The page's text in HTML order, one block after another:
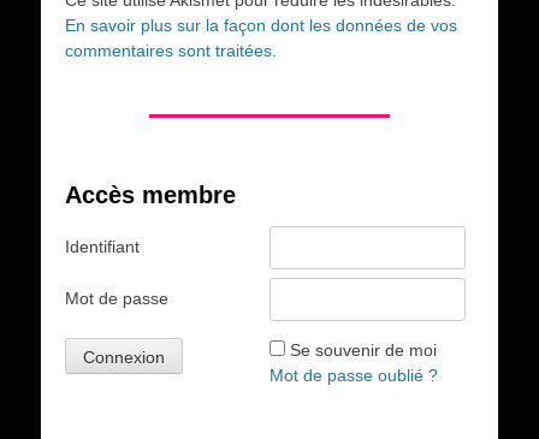
En savoir plus sur la façon dont les données de vos
commentaires sont traitées
Accès membre
Identifiant
Mot de passe
Se souvenir de moi
Mot de passe oublié ?